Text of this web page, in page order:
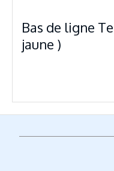
Bas de ligne
jaune )